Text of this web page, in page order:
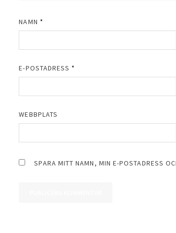
NAMN *
E-POSTADRESS *
WEBBPLATS
SPARA MITT NAMN, MIN E-POSTADRESS